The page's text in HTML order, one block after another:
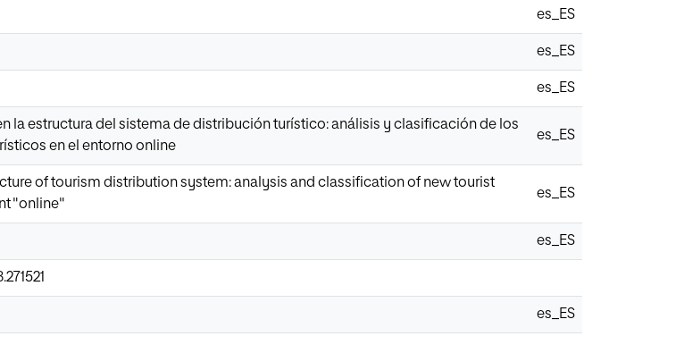
es_ES
es_ES
es_ES
la estructura del sistema de distribución turístico: análisis y clasificación de los
en el entorno online
es_ES
of tourism distribution system: analysis and classification of new tourist
"online"
es_ES
es_ES
es_ES